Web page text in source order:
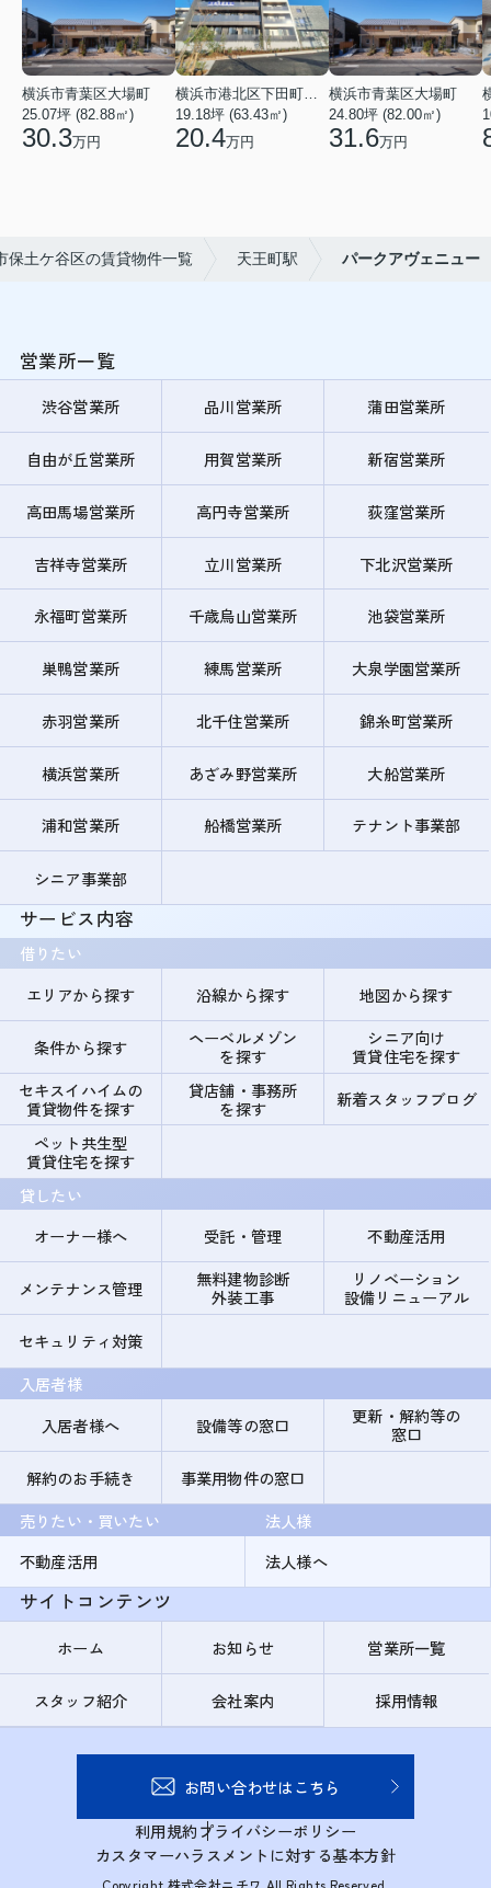
横浜市青葉区大場町
25.07坪 (82.88㎡)
30.3万円
19.18坪 (63.43㎡)
20.4万円
横浜市青葉区大場町
24.80坪 (82.00㎡)
31.6万円
保土ケ谷区の賃貸物件一覧 天王町駅 パークアヴェニュー
営業所一覧
渋谷営業所 品川営業所 蒲田営業所
自由が丘営業所 用賀営業所 新宿営業所
高田馬場営業所 高円寺営業所 荻窪営業所
吉祥寺営業所 立川営業所 下北沢営業所
永福町営業所 千歳烏山営業所 池袋営業所
巣鴨営業所 練馬営業所 大泉学園営業所
赤羽営業所 北千住営業所 錦糸町営業所
横浜営業所 あざみ野営業所 大船営業所
浦和営業所 船橋営業所 テナント事業部
シニア事業部
サービス内容
借りたい
エリアから探す
沿線から探す 地図から探す
条件から探す
ヘーベルメゾン
を探す
シニア向け
賃貸住宅を探す
セキスイハイムの
賃貸物件を探す
貸店舗・事務所
を探す
新着スタッフブログ
ペット共生型
賃貸住宅を探す
貸したい
オーナー様へ
受託・管理 不動産活用
メンテナンス管理
無料建物診断
外装工事
リノベーション
設備リニューアル
セキュリティ対策
入居者様
入居者様へ
設備等の窓口
更新・解約等の
窓口
解約のお手続き
事業用物件の窓口
売りたい・買いたい
不動産活用
法人様
法人様へ
サイトコンテンツ
ホーム お知らせ 営業所一覧
スタッフ紹介 会社案内 採用情報
お問い合わせはこちら
利用規約プライバシーポリシー
カスタマーハラスメントに対する基本方針